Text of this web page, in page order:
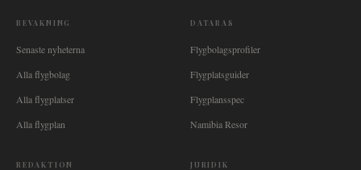
BEVAKNING
Senaste nyheterna
Alla flygbolag
Alla flygplatser
Alla flygplan
DATABAS
Flygbolagsprofiler
Flygplatsguider
Flygplansspec
Namibia Resor
REDAKTION JURIDIK